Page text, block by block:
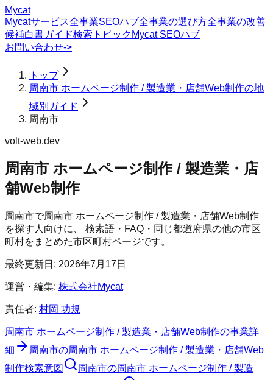
Mycat
Mycatサービス全事業SEOハブ全事業の選び方全事業の改善
候補白書ガイド検索トピック Mycat SEOハブ
お問い合わせ->
トップ
周南市 ホームページ制作 / 製造業・店舗Web制作の地
域別ガイド
周南市
volt-web.dev
周南市 ホームページ制作 / 製造業・店
舗Web制作
周南市で周南市 ホームページ制作 / 製造業・店舗Web制作
を探す人向けに、 検索語・FAQ・同じ都道府県の他の市区
町村をまとめた市区町村ページです。
最終更新日: 2026年7月17日
運営・編集: 株式会社Mycat
責任者: 村岡 功規
周南市 ホームページ制作 / 製造業・店舗Web制作の事業詳
細
周南市の周南市 ホームページ制作 / 製造業・店舗Web
制作検索意図 周南市の周南市 ホームページ制作 / 製造